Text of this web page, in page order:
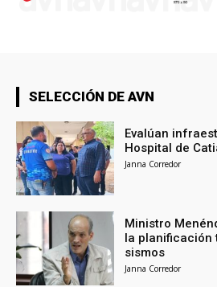
SELECCIÓN DE AVN
Evalúan
Hospital de
Janna Corredor
Ministro
la
sismos
Janna Corredor